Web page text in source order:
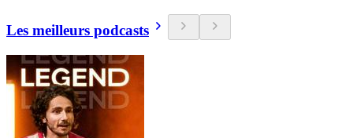
Les meilleurs podcasts